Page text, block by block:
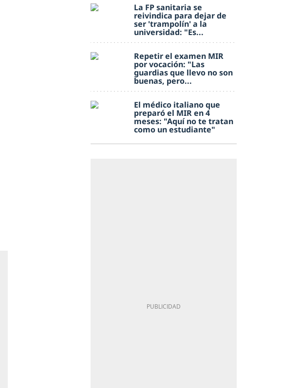
La FP sanitaria se
reivindica para dejar de
ser 'trampolín' a la
universidad: "Es...
Repetir el examen MIR
por vocación: "Las
guardias que llevo no son
buenas, pero...
El médico italiano que
preparó el MIR en 4
meses: "Aquí no te tratan
como un estudiante"